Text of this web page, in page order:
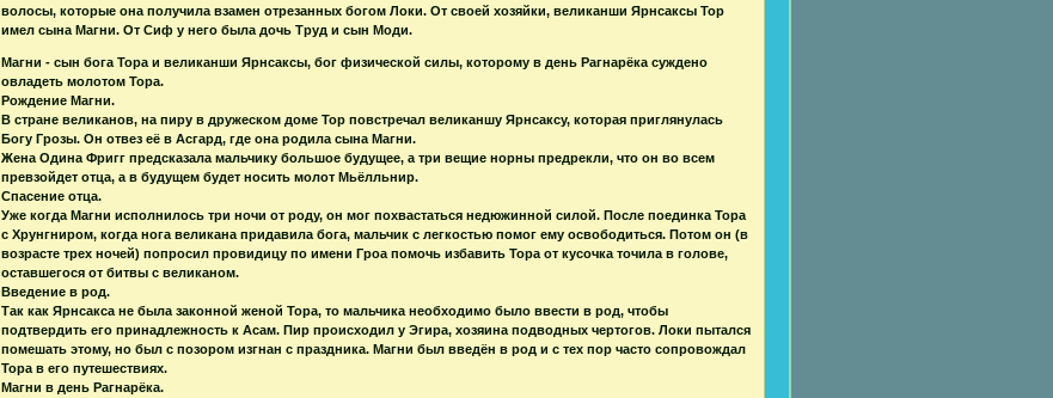
волосы, которые она получила взамен отрезанных богом Локи. От своей хозяйки, великанши Ярнсаксы Тор
имел сына Магни. От Сиф у него была дочь Труд и сын Моди.
Магни - сын бога Тора и великанши Ярнсаксы, бог физической силы, которому в день Рагнарёка суждено
овладеть молотом Тора.
Рождение Магни.
В стране великанов, на пиру в дружеском доме Тор повстречал великаншу Ярнсаксу, которая приглянулась
Богу Грозы. Он отвез её в Асгард, где она родила сына Магни.
Жена Одина Фригг предсказала мальчику большое будущее, а три вещие норны предрекли, что он во всем
превзойдет отца, а в будущем будет носить молот Мьёлльнир.
Спасение отца.
Уже когда Магни исполнилось три ночи от роду, он мог похвастаться недюжинной силой. После поединка Тора
с Хрунгниром, когда нога великана придавила бога, мальчик с легкостью помог ему освободиться. Потом он (в
возрасте трех ночей) попросил провидицу по имени Гроа помочь избавить Тора от кусочка точила в голове,
оставшегося от битвы с великаном.
Введение в род.
Так как Ярнсакса не была законной женой Тора, то мальчика необходимо было ввести в род, чтобы
подтвердить его принадлежность к Асам. Пир происходил у Эгира, хозяина подводных чертогов. Локи пытался
помешать этому, но был с позором изгнан с праздника. Магни был введён в род и с тех пор часто сопровождал
Тора в его путешествиях.
Магни в день Рагнарёка.